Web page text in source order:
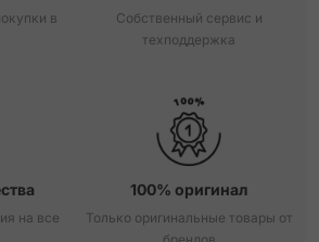
Tour Hapi Strap
Strap
Deployment Buckle Kilim Strap
Single Tour Twill Jump Attelage
в
Собственный сервис и
техподдержка
на все
100% оригинал
Только оригинальные товары от